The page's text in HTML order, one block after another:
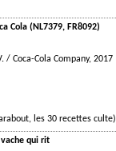
Cola (NL7379, FR8092)
/ Coca-Cola Company, 2017
les 30 recettes culte)
qui rit